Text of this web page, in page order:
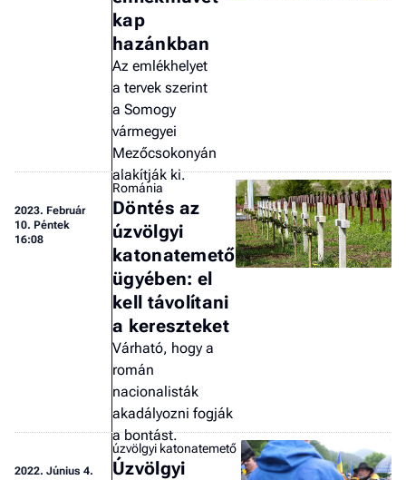
kap
hazánkban
Az emlékhelyet
a tervek szerint
a Somogy
vármegyei
Mezőcsokonyán
alakítják ki.
2023. Február
10. Péntek
16:08
Románia
Döntés az
úzvölgyi
katonatemető
ügyében: el
kell távolítani
a kereszteket
Várható, hogy a
román
nacionalisták
akadályozni fogják
a bontást.
2022. Június 4.
úzvölgyi katonatemető
Úzvölgyi